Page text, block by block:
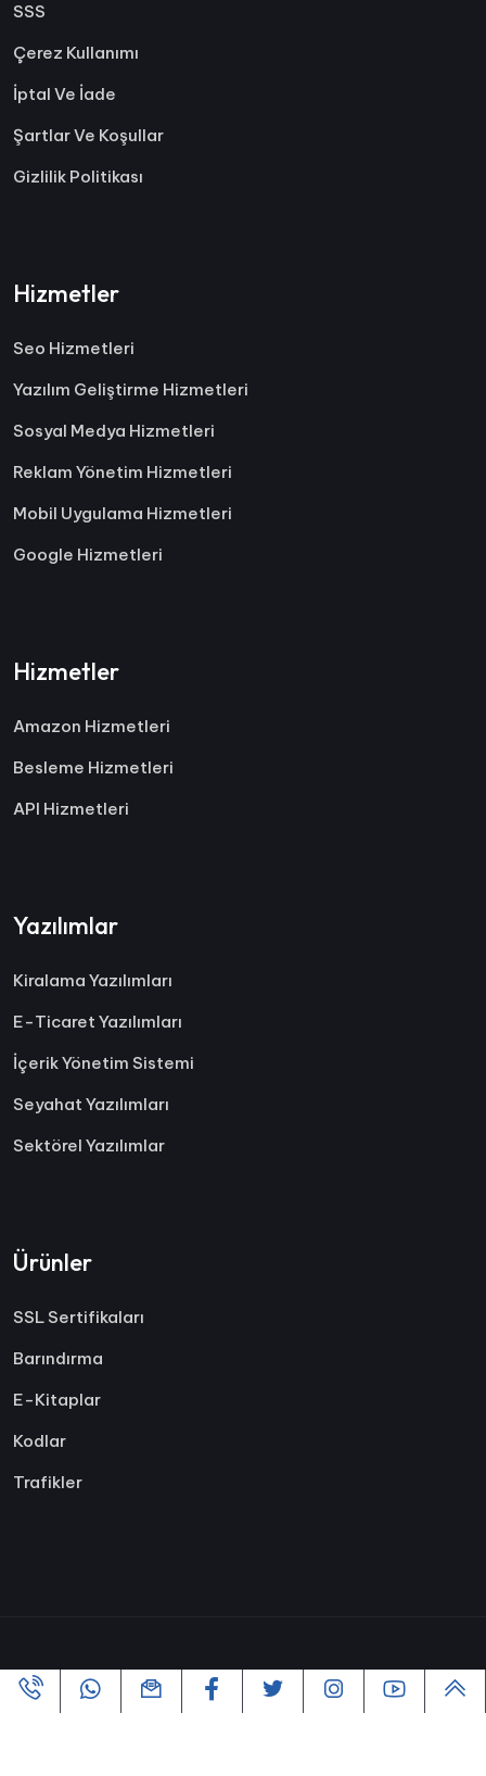
SSS
Çerez Kullanımı
İptal Ve İade
Şartlar Ve Koşullar
Gizlilik Politikası
Hizmetler
Seo Hizmetleri
Yazılım Geliştirme Hizmetleri
Sosyal Medya Hizmetleri
Reklam Yönetim Hizmetleri
Mobil Uygulama Hizmetleri
Google Hizmetleri
Hizmetler
Amazon Hizmetleri
Besleme Hizmetleri
API Hizmetleri
Yazılımlar
Kiralama Yazılımları
E-Ticaret Yazılımları
İçerik Yönetim Sistemi
Seyahat Yazılımları
Sektörel Yazılımlar
Ürünler
SSL Sertifikaları
Barındırma
E-Kitaplar
Kodlar
Trafikler
Copyright ©2005-2026 Tüm hakları Saklıdır | Powered By